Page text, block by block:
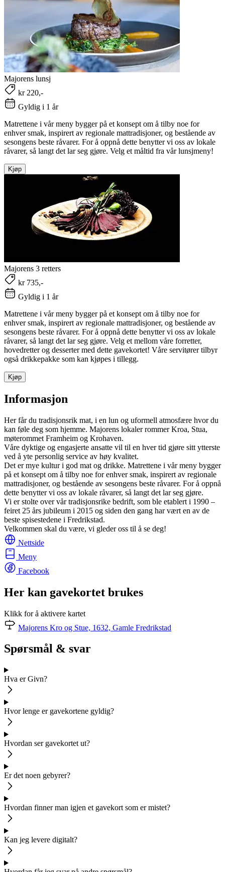
Majorens lunsj
kr 220,-
Gyldig i 1 år
Matrettene i vår meny bygger på et konsept om å tilby noe for
enhver smak, inspirert av regionale mattradisjoner, og bestående av
sesongens beste råvarer. For å oppnå dette benytter vi oss av lokale
råvarer, så langt det lar seg gjøre. Velg et måltid fra vår lunsjmeny!
Kjøp
Majorens 3 retters
kr 735,-
Gyldig i 1 år
Matrettene i vår meny bygger på et konsept om å tilby noe for
enhver smak, inspirert av regionale mattradisjoner, og bestående av
sesongens beste råvarer. For å oppnå dette benytter vi oss av lokale
råvarer, så langt det lar seg gjøre. Velg et mellom våre forretter,
hovedretter og desserter med dette gavekortet! Våre servitører tilbyr
også drikkepakke som kan kjøpes i tillegg.
Kjøp
Informasjon
Her får du tradisjonsrik mat, i en lun og uformell atmosfære hvor du
kan føle deg som hjemme. Majorens lokaler rommer Kroa, Stua,
møterommet Framheim og Krohaven.
Våre dyktige og engasjerte ansatte vil til en hver tid gjøre sitt ytterste
ved å yte personlig service av høy kvalitet.
Det er mye kultur i god mat og drikke. Matrettene i vår meny bygger
på et konsept om å tilby noe for enhver smak, inspirert av regionale
mattradisjoner, og bestående av sesongens beste råvarer. For å oppnå
dette benytter vi oss av lokale råvarer, så langt det lar seg gjøre.
Vi er stolte over vår tradisjonsrike bedrift, som ble etablert i 1990 –
feiret 25 års jubileum i 2015 og siden den gang har vært en av de
beste spisestedene i Fredrikstad.
Velkommen skal du være, vi gleder oss til å se deg!
Nettside
Meny
Facebook
Her kan gavekortet brukes
Klikk for å aktivere kartet
Majorens Kro og Stue, 1632, Gamle Fredrikstad
Spørsmål & svar
Hva er Givn?
Hvor lenge er gavekortene gyldig?
Hvordan ser gavekortet ut?
Er det noen gebyrer?
Hvordan finner man igjen et gavekort som er mistet?
Kan jeg levere digitalt?